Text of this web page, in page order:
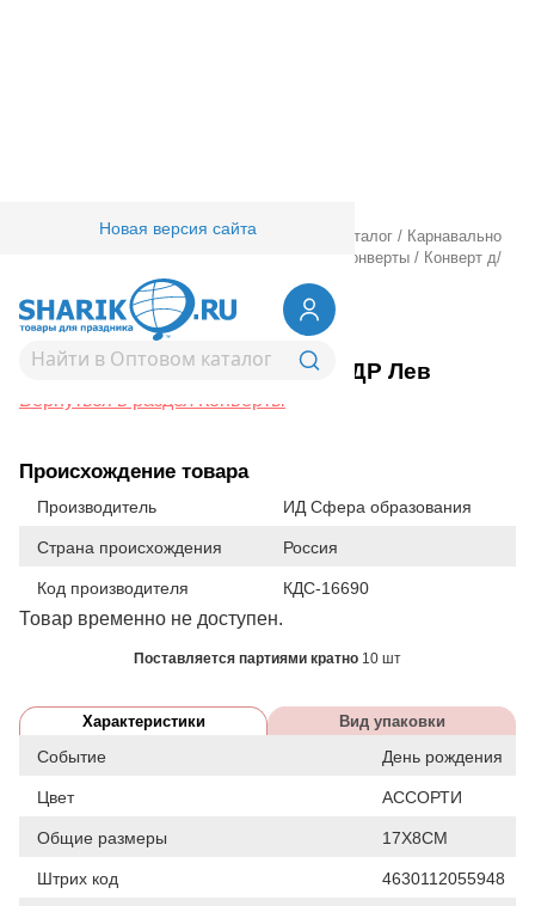
Новая версия сайта
Товары для праздника/ Оптовый каталог / Карнавально
Конверты / Конверт д/
1509-1614Конверт д/денег С ДР Лев
Вернуться в раздел Конверты
Происхождение товара
Производитель ИД Сфера образования
Страна происхождения Россия
Код производителя КДС-16690
Товар временно не доступен.
Поставляется партиями кратно 10 шт
Характеристики Вид упаковки
Событие День рождения
Цвет АССОРТИ
Общие размеры 17Х8СМ
Штрих код 4630112055948